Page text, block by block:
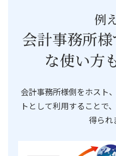
例
会計事務所
な使い方
会計事務所様側をホスト
トとして利用することで
得られ